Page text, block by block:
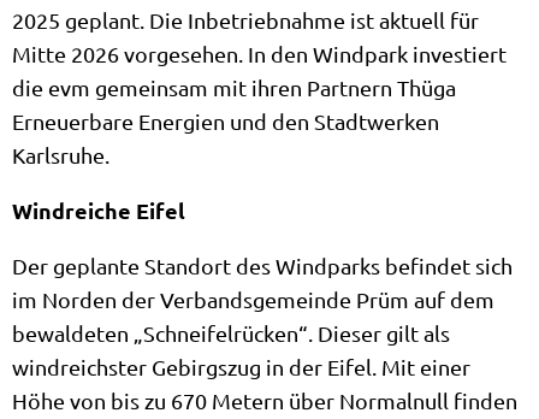
2025 geplant. Die Inbetriebnahme ist aktuell für
Mitte 2026 vorgesehen. In den Windpark investiert
die evm gemeinsam mit ihren Partnern Thüga
Erneuerbare Energien und den Stadtwerken
Karlsruhe.
Windreiche Eifel
Der geplante Standort des Windparks befindet sich
im Norden der Verbandsgemeinde Prüm auf dem
bewaldeten „Schneifelrücken“. Dieser gilt als
windreichster Gebirgszug in der Eifel. Mit einer
Höhe von bis zu 670 Metern über Normalnull finden